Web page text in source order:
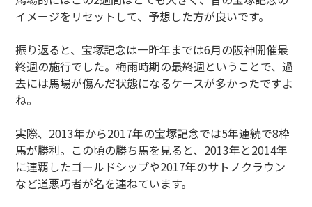
イメージをリセットして、予想した方が良いです。
振り返ると、宝塚記念は一昨年までは6月の阪神開催最
終週の施行でした。梅雨時期の最終週ということで、過
去には馬場が傷んだ状態になるケースが多かったですよ
ね。
実際、2013年から2017年の宝塚記念では5年連続で8枠
馬が勝利。この頃の勝ち馬を見ると、2013年と2014年
に連覇したゴールドシップや2017年のサトノクラウン
など道悪巧者が名を連ねています。